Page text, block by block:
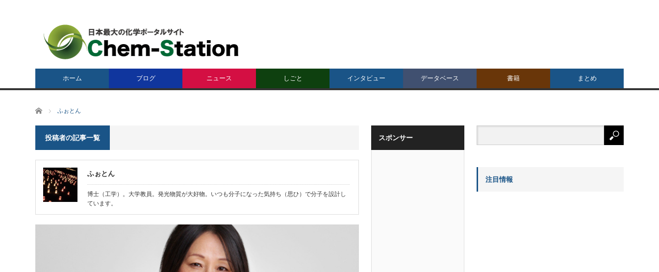
ホーム ブログ ニュース しごと インタビュー データベース 書籍 まとめ
ホーム ふぉとん
投稿者の記事一覧
ふぉとん
博士（工学）。大学教員。発光物質が大好物。いつも分子になった気持ち（思ひ）で分子を設計し
ています。
スポンサー
注目情報